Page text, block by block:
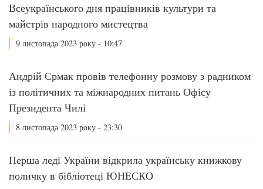
Всеукраїнського дня працівників культури та
майстрів народного мистецтва
9 листопада 2023 року - 10:47
Андрій Єрмак провів телефонну розмову з радником
із політичних та міжнародних питань Офісу
Президента Чилі
8 листопада 2023 року - 23:30
Перша леді України відкрила українську книжкову
поличку в бібліотеці ЮНЕСКО